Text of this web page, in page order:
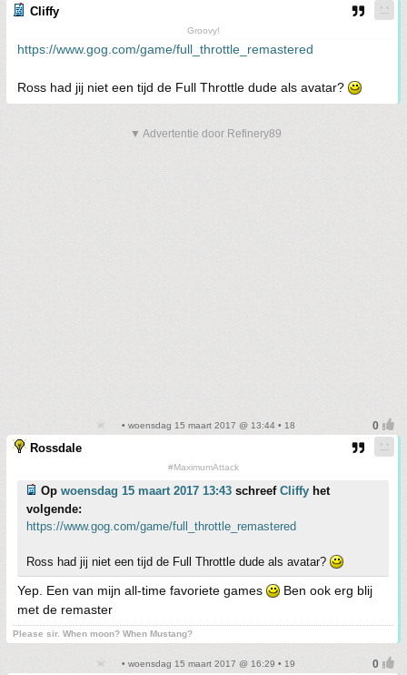
Cliffy
Groovy!
https://www.gog.com/game/full_throttle_remastered
Ross had jij niet een tijd de Full Throttle dude als avatar?
▼ Advertentie door Refinery89
• woensdag 15 maart 2017 @ 13:44 • 18
Rossdale
#MaximumAttack
Op woensdag 15 maart 2017 13:43 schreef Cliffy het
volgende:
https://www.gog.com/game/full_throttle_remastered
Ross had jij niet een tijd de Full Throttle dude als avatar?
Yep. Een van mijn all-time favoriete games
Ben ook erg blij
met de remaster
Please sir. When moon? When Mustang?
• woensdag 15 maart 2017 @ 16:29 • 19